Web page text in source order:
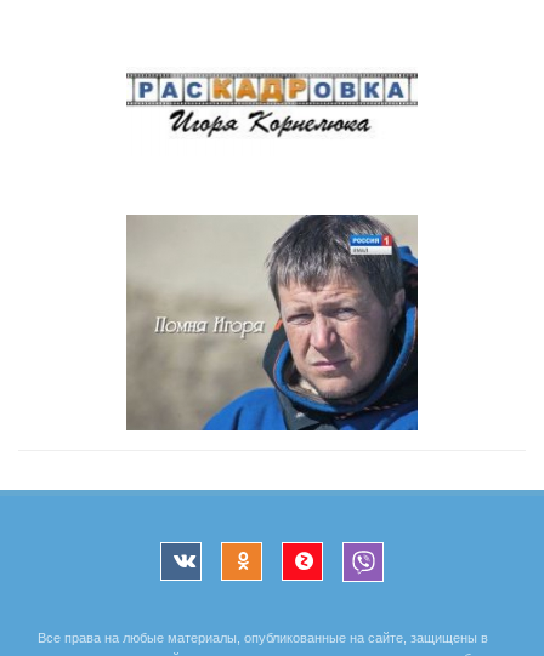
Все права на любые материалы, опубликованные на сайте, защищены в